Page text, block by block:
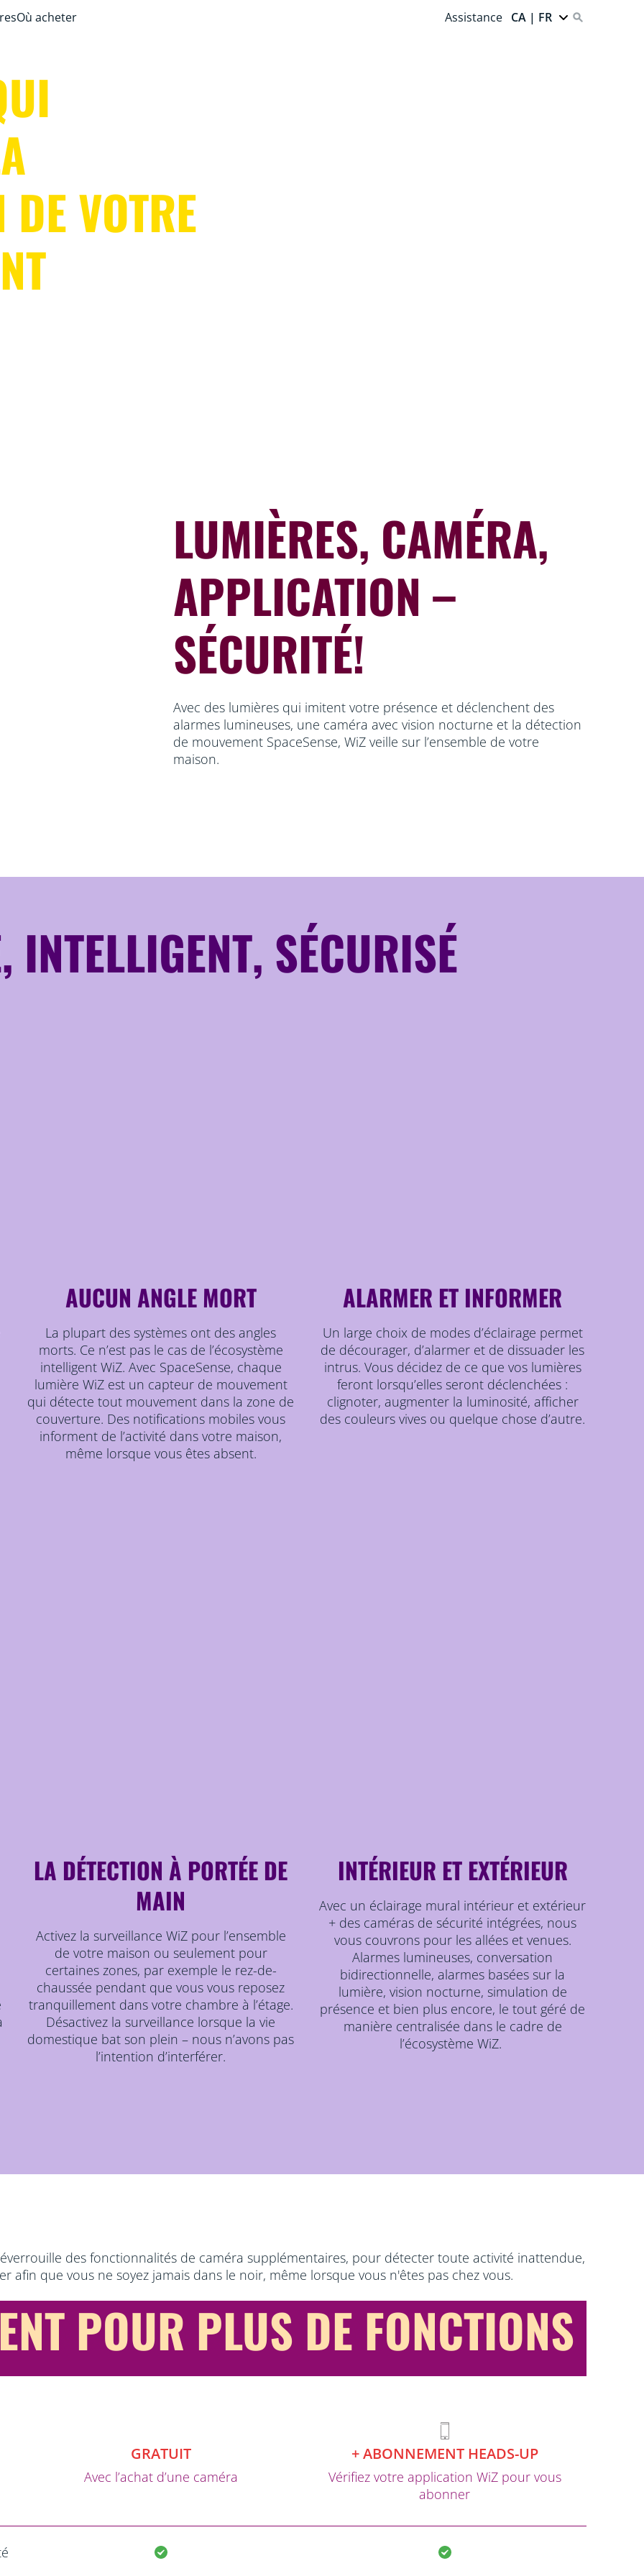
Où acheter Assistance CA | FR
VOTRE
LUMIÈRES, CAMÉRA,
APPLICATION –
SÉCURITÉ!
Avec des lumières qui imitent votre présence et déclenchent des
alarmes lumineuses, une caméra avec vision nocturne et la détection
de mouvement SpaceSense, WiZ veille sur l’ensemble de votre
maison.
INTELLIGENT, SÉCURISÉ
AUCUN ANGLE MORT
La plupart des systèmes ont des angles
morts. Ce n’est pas le cas de l’écosystème
intelligent WiZ. Avec SpaceSense, chaque
lumière WiZ est un capteur de mouvement
qui détecte tout mouvement dans la zone de
couverture. Des notifications mobiles vous
informent de l’activité dans votre maison,
même lorsque vous êtes absent.
ALARMER ET INFORMER
Un large choix de modes d’éclairage permet
de décourager, d’alarmer et de dissuader les
intrus. Vous décidez de ce que vos lumières
feront lorsqu’elles seront déclenchées :
clignoter, augmenter la luminosité, afficher
des couleurs vives ou quelque chose d’autre.
LA DÉTECTION À PORTÉE DE
MAIN
Activez la surveillance WiZ pour l’ensemble
de votre maison ou seulement pour
certaines zones, par exemple le rez-de-
chaussée pendant que vous vous reposez
tranquillement dans votre chambre à l’étage.
Désactivez la surveillance lorsque la vie
domestique bat son plein – nous n’avons pas
l’intention d’interférer.
INTÉRIEUR ET EXTÉRIEUR
Avec un éclairage mural intérieur et extérieur
+ des caméras de sécurité intégrées, nous
vous couvrons pour les allées et venues.
Alarmes lumineuses, conversation
bidirectionnelle, alarmes basées sur la
lumière, vision nocturne, simulation de
présence et bien plus encore, le tout géré de
manière centralisée dans le cadre de
l’écosystème WiZ.
des fonctionnalités de caméra supplémentaires, pour détecter toute activité inattendue,
afin que vous ne soyez jamais dans le noir, même lorsque vous n'êtes pas chez vous.
POUR PLUS DE FONCTIONS
GRATUIT
Avec l’achat d’une caméra
+ ABONNEMENT HEADS-UP
Vérifiez votre application WiZ pour vous
abonner